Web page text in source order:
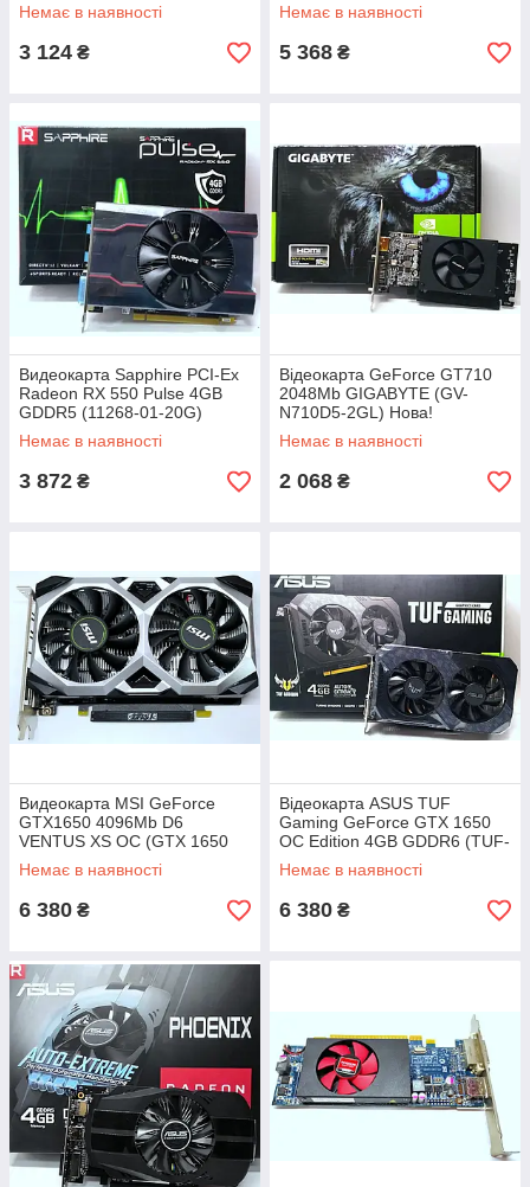
Немає в наявності
3 124 ₴
Немає в наявності
5 368 ₴
Видеокарта Sapphire PCI-Ex
Radeon RX 550 Pulse 4GB
GDDR5 (11268-01-20G)
Новая!
Немає в наявності
3 872 ₴
Відеокарта GeForce GT710
2048Mb GIGABYTE (GV-
N710D5-2GL) Нова!
Немає в наявності
2 068 ₴
Видеокарта MSI GeForce
GTX1650 4096Mb D6
VENTUS XS OC (GTX 1650
D6 VENTUS XS OC) Новая!
Немає в наявності
6 380 ₴
Відеокарта ASUS TUF
Gaming GeForce GTX 1650
OC Edition 4GB GDDR6 (TUF-
GTX1650-O4GD6-GAMING)
Новая!
Немає в наявності
6 380 ₴